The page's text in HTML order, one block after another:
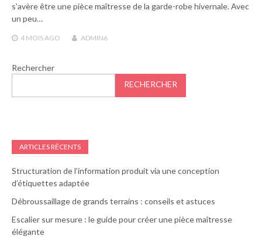
s’avère être une pièce maîtresse de la garde-robe hivernale. Avec
un peu…
4 MOIS AGO ADMIN6
Rechercher
RECHERCHER
ARTICLES RÉCENTS
Structuration de l’information produit via une conception
d’étiquettes adaptée
Débroussaillage de grands terrains : conseils et astuces
Escalier sur mesure : le guide pour créer une pièce maîtresse
élégante